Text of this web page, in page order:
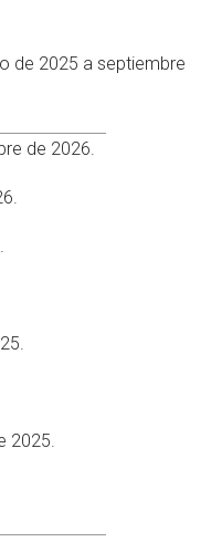
de 2025 a septiembre
de 2026.
2025.